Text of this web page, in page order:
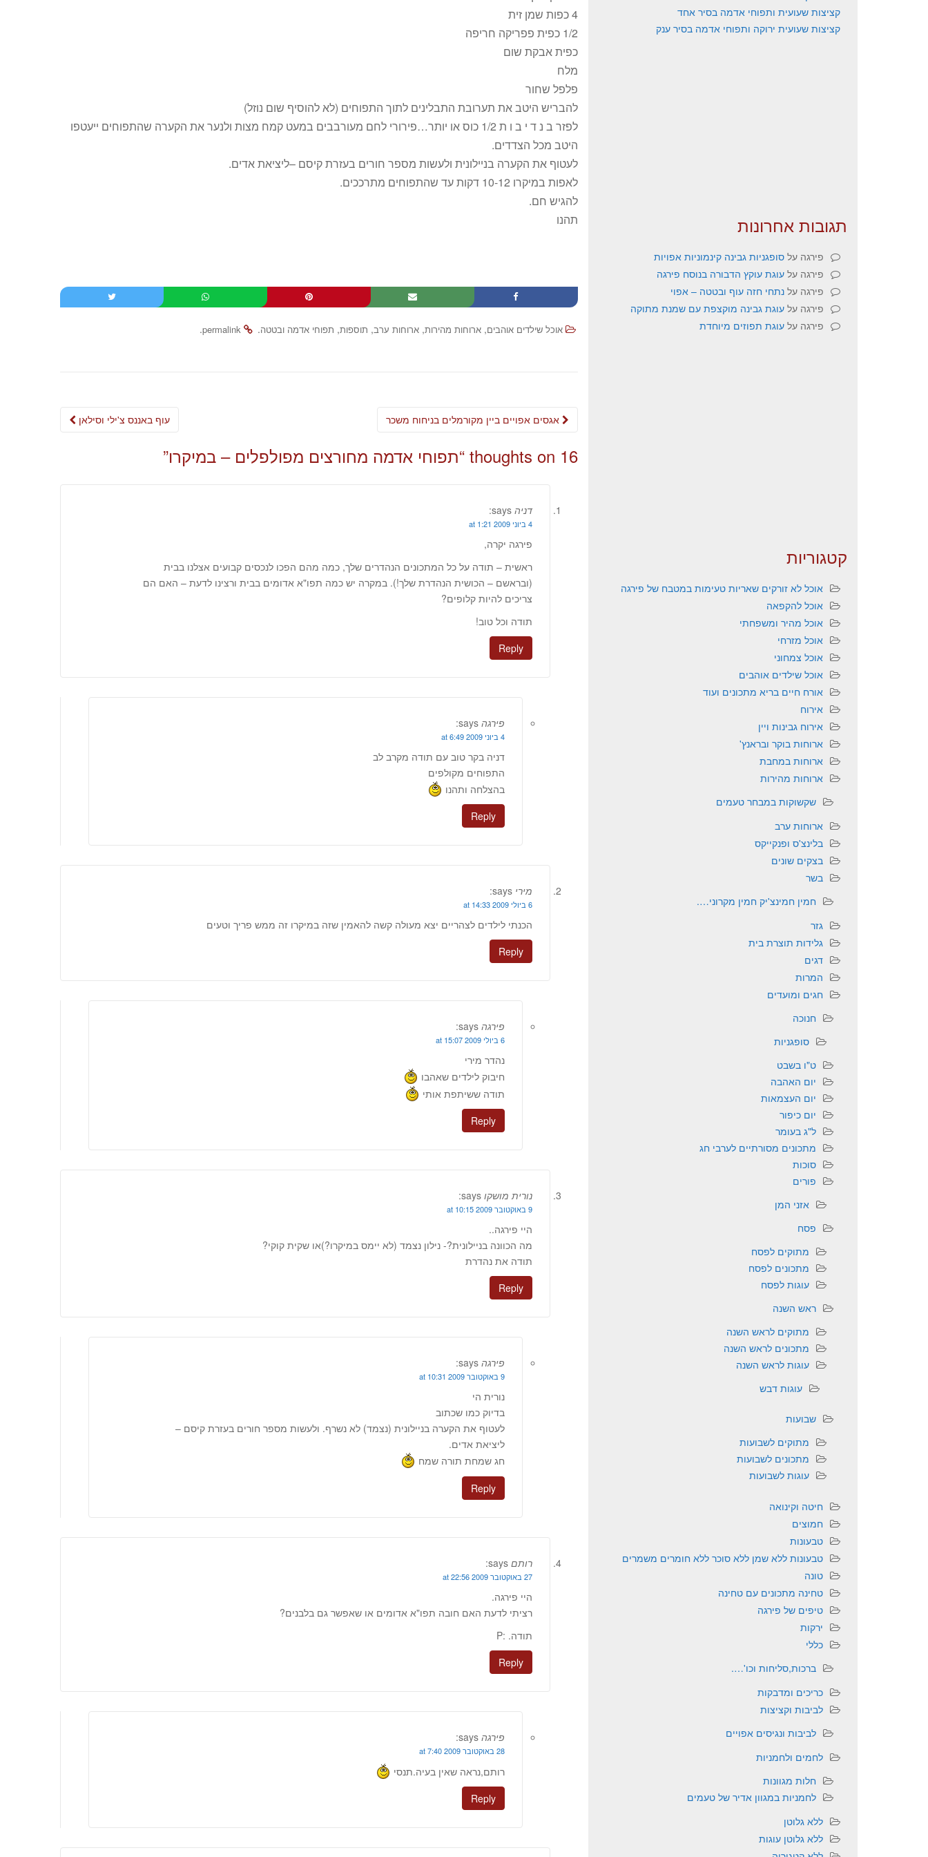
4 כפות שמן זית
1/2 כפית פפריקה חריפה
כפית אבקת שום
מלח
פלפל שחור
להבריש היטב את תערובת התבלינים לתוך התפוחים (לא להוסיף שום נוזל)
לפזר ב נ ד י ב ו ת 1/2 כוס או יותר…פירורי לחם מעורבבים במעט קמח מצות ולנער את הקערה שהתפוחים ייעטפו
היטב מכל הצדדים.
לעטוף את הקערה בניילונית ולעשות מספר חורים בעזרת קיסם –ליציאת אדים.
לאפות במיקרו 10-12 דקות עד שהתפוחים מתרככים.
להגיש חם.
תהנו
אוכל שילדים אוהבים, ארוחות מהירות, ארוחות ערב, תוספות, תפוחי אדמה ובטטה.
permalink
.
Post
עוף באננס צ'ילי וסילאן
16 thoughts on “ תפוחי אדמה מחורצים מפולפלים – במיקרו”
דניה says:
4 ביוני 2009 at 1:21
פירגה יקרה,
ראשית – תודה על כל המתכונים הנהדרים שלך, כמה מהם הפכו לנכסים קבועים אצלנו בבית
(ובראשם – הכושית הנהדרת שלך!). במקרה יש כמה תפו"א אדומים בבית ורצינו לדעת – האם הם
צריכים להיות קלופים?
תודה וכל טוב!
Reply
פירגה says:
4 ביוני 2009 at 6:49
דניה בקר טוב עם תודה מקרב לב
התפוחים מקולפים
בהצלחה ותהנו
Reply
מירי says:
6 ביולי 2009 at 14:33
הכנתי לילדים לצהריים יצא מעולה קשה להאמין שזה במיקרו זה ממש פריך וטעים
Reply
פירגה says:
6 ביולי 2009 at 15:07
נהדר מירי
חיבוק לילדים שאהבו
תודה ששיתפת אותי
Reply
נורית מושקו says:
9 באוקטובר 2009 at 10:15
היי פירגה..
מה הכוונה בניילונית?- נילון נצמד (לא יימס במיקרו?)או שקית קוקי?
תודה את נהדרת
Reply
פירגה says:
9 באוקטובר 2009 at 10:31
נורית הי
בדיוק כמו שכתוב
לעטוף את הקערה בניילונית (נצמד) לא נשרף. ולעשות מספר חורים בעזרת קיסם –
ליציאת אדים.
חג שמחת תורה שמח
Reply
רותם says:
27 באוקטובר 2009 at 22:56
היי פירגה.
רציתי לדעת האם חובה תפו"א אדומים או שאפשר גם בלבנים?
תודה. :P
Reply
פירגה says:
28 באוקטובר 2009 at 7:40
רותם,נראה שאין בעיה.תנסי
Reply
קציצות שעועית ותפוחי אדמה בסיר אחד
קציצות שעועית ירוקה ותפוחי אדמה בסיר ענק
תגובות אחרונות
פירגה על סופגניות גבינה קינמוניות אפויות
פירגה על עוגת עוקץ הדבורה בנוסח פירגה
פירגה על נתחי חזה עוף ובטטה – אפוי
פירגה על עוגת גבינה מוקצפת עם שמנת מתוקה
פירגה על עוגת תפוזים מיוחדת
קטגוריות
אוכל לא זורקים שאריות טעימות במטבח של פירגה
אוכל להקפאה
אוכל מהיר ומשפחתי
אוכל מזרחי
אוכל צמחוני
אוכל שילדים אוהבים
אורח חיים בריא מתכונים ועוד
אירוח
אירוח גבינות ויין
ארוחות בוקר ובראנץ'
ארוחות במחבת
ארוחות מהירות
שקשוקות במבחר טעמים
ארוחות ערב
בלינצ'ס ופנקייקס
בצקים שונים
בשר
חמין חמינצ'יק חמין מקרוני….
גזר
גלידות תוצרת בית
דגים
המרות
חגים ומועדים
חנוכה
סופגניות
ט"ו בשבט
יום האהבה
יום העצמאות
יום כיפור
ל"ג בעומר
מתכונים מסורתיים לערבי חג
סוכות
פורים
אזני המן
פסח
מתוקים לפסח
מתכונים לפסח
עוגות לפסח
ראש השנה
מתוקים לראש השנה
מתכונים לראש השנה
עוגות לראש השנה
עוגות דבש
שבועות
מתוקים לשבועות
מתכונים לשבועות
עוגות לשבועות
חיטה וקינואה
חמוצים
טבעונות
טבעונות ללא שמן ללא סוכר ללא חומרים משמרים
טונה
טחינה מתכונים עם טחינה
טיפים של פירגה
ירקות
כללי
ברכות,סליחות וכו'….
כריכים ומדבקות
לביבות וקציצות
לביבות ונגיסים אפויים
לחמים ולחמניות
חלות מגוונות
לחמניות במגוון אדיר של טעמים
ללא גלוטן
ללא גלוטן עוגות